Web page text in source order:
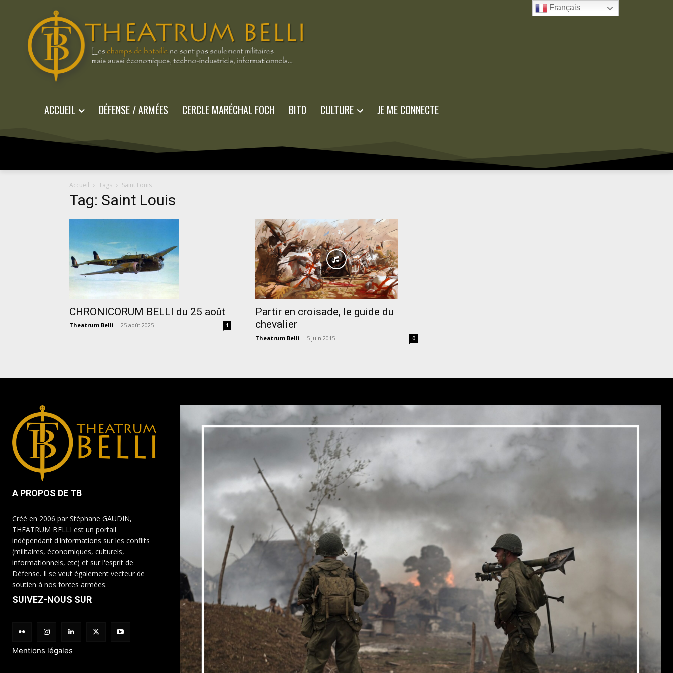
ACCUEIL DÉFENSE / ARMÉES CERCLE MARÉCHAL FOCH BITD CULTURE JE ME CONNECTE
Accueil Tags Saint Louis
Tag: Saint Louis
CHRONICORUM BELLI du 25 août
Theatrum Belli - 25 août 2025 1
Partir en croisade, le guide du
chevalier
Theatrum Belli - 5 juin 2015 0
A PROPOS DE TB
Créé en 2006 par Stéphane GAUDIN,
THEATRUM BELLI est un portail
indépendant d'informations sur les conflits
(militaires, économiques, culturels,
informationnels, etc) et sur l'esprit de
Défense. Il se veut également vecteur de
soutien à nos forces armées.
SUIVEZ-NOUS SUR
Mentions légales
Français